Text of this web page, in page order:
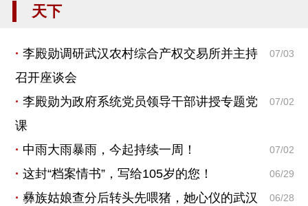
天下
07/03
李殿勋调研武汉农村综合产权交易所并主持
召开座谈会
07/02
李殿勋为政府系统党员领导干部讲授专题党
课
07/02
中雨大雨暴雨，今起持续一周！
06/29
这封“档案情书”，写给105岁的您！
06/28
彝族姑娘查分后转头先喂猪，她心仪的武汉